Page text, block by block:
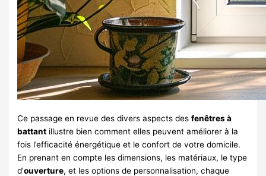
Ce passage en revue des divers aspects desfenêtres à
battant illustre bien comment elles peuvent améliorer à la
fois l’efficacité énergétique et le confort de votre domicile.
En prenant en compte les dimensions, les matériaux, le type
d’ouverture, et les options de personnalisation, chaque